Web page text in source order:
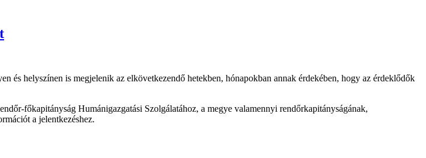
és helyszínen is megjelenik az elkövetkezendő hetekben, hónapokban annak érdekében, hogy az érdeklődők
főkapitányság Humánigazgatási Szolgálatához, a megye valamennyi rendőrkapitányságának,
a jelentkezéshez.